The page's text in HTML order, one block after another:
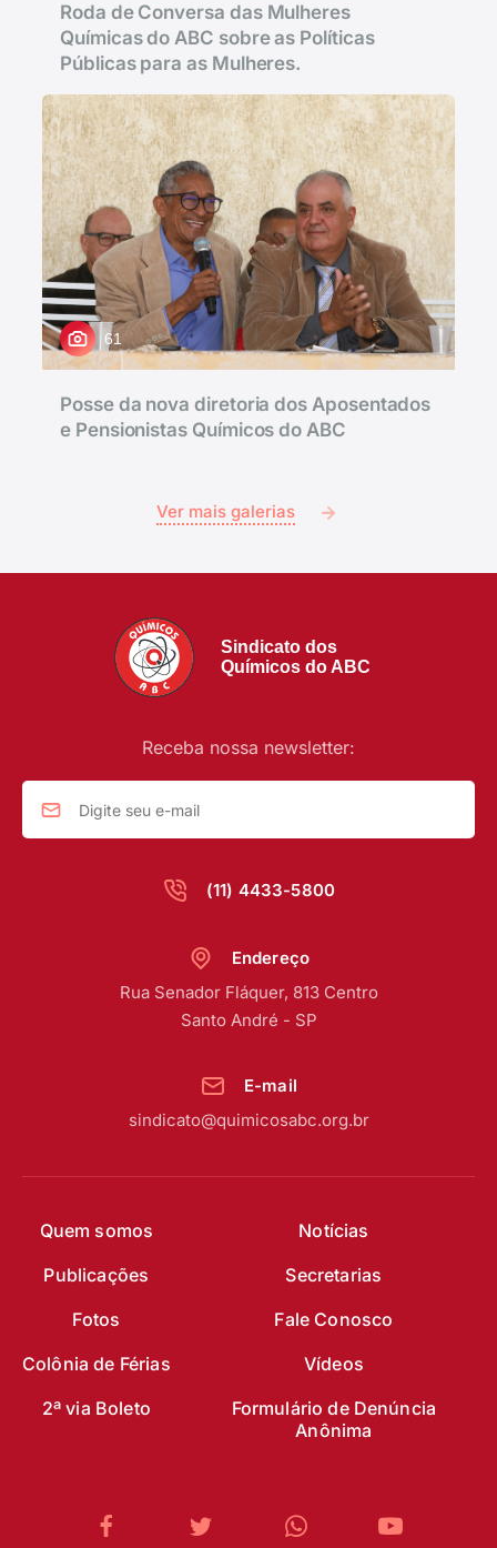
Roda de Conversa das Mulheres
Químicas do ABC sobre as Políticas
Públicas para as Mulheres.
61
Posse da nova diretoria dos Aposentados
e Pensionistas Químicos do ABC
Ver mais galerias
Sindicato dos
Químicos do ABC
(11) 4433-5800
Receba nossa newsletter:
Quem somos
Notícias
Publicações
Secretarias
Fotos
Fale Conosco
Colônia de Férias
Vídeos
2ª via Boleto
Formulário de Denúncia
Anônima
Endereço
Rua Senador Fláquer, 813 Centro
Santo André - SP
E-mail
sindicato@quimicosabc.org.br